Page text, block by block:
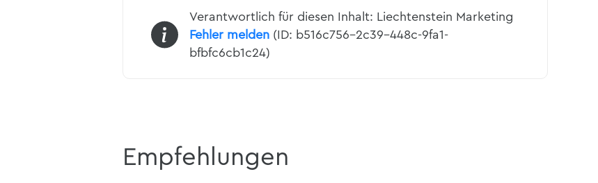
Verantwortlich für diesen Inhalt: Liechtenstein Marketing
Fehler melden(ID: b516c756-2c39-448c-9fa1-
bfbfc6cb1c24)
Empfehlungen